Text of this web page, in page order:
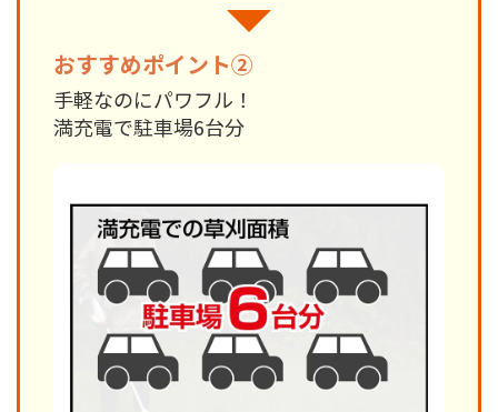
おすすめポイント②
手軽なのにパワフル！
満充電で駐車場6台分